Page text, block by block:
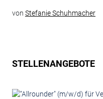
von Stefanie Schuhmacher
STELLENANGEBOTE